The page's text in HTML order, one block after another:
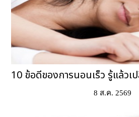
10 ข้อดีของการนอนเร็ว รู้แล้ว
8 ส.ค. 2569